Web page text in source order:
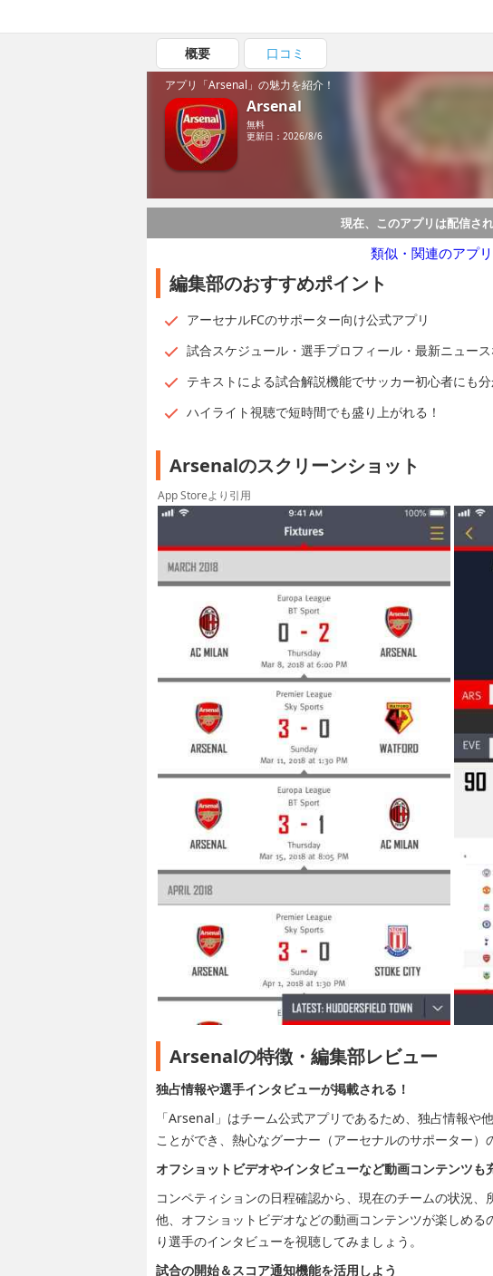
概要 口コミ
アプリ「Arsenal」の魅力を紹介！
Arsenal
無料
更新日：2026/8/6
現在、このアプリは配信さ
類似・関連のアプ
編集部のおすすめポイント
アーセナルFCのサポーター向け公式アプリ
試合スケジュール・選手プロフィール・最新ニュー
テキストによる試合解説機能でサッカー初心者にも
ハイライト視聴で短時間でも盛り上がれる！
Arsenalのスクリーンショット
App Storeより引用
Arsenalの特徴・編集部レビュー
独占情報や選手インタビューが掲載される！
「Arsenal」はチーム公式アプリであるため、独占情報や
ことができ、熱心なグーナー（アーセナルのサポーター）
オフショットビデオやインタビューなど動画コンテンツも
コンペティションの日程確認から、現在のチームの状況
他、オフショットビデオなどの動画コンテンツが楽しめ
り選手のインタビューを視聴してみましょう。
試合の開始＆スコア通知機能を活用しよう